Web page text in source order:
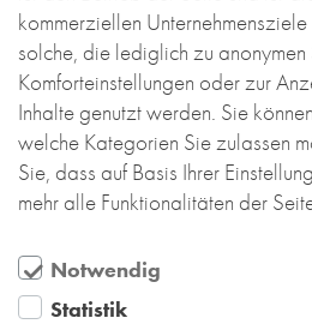
Geschosswohnungsbau,
und Einzelhandel
Heterogenität gibt es jedoch
Element, das die Architektur
Sichtmauerwerk.
Mehr lesen....
kommerziellen
solche, die lediglich zu
Komforteinstellungen oder zur
Inhalte genutzt werden. Sie
welche Kategorien Sie zulassen
Sie, dass auf Basis Ihrer
mehr alle Funktionalitäten der
Notwendig
Statistik